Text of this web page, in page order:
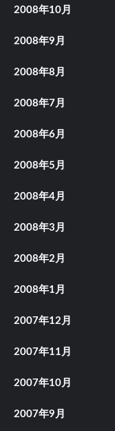
2008年10月
2008年9月
2008年8月
2008年7月
2008年6月
2008年5月
2008年4月
2008年3月
2008年2月
2008年1月
2007年12月
2007年11月
2007年10月
2007年9月